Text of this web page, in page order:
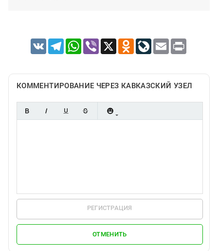
VK TelegramWhatsApp
Viber X Odnoklassniki
LiveJournal
Email Print
КОММЕНТИРОВАНИЕ ЧЕРЕЗ КАВКАЗСКИЙ УЗЕЛ
РЕГИСТРАЦИЯ
ОТМЕНИТЬ